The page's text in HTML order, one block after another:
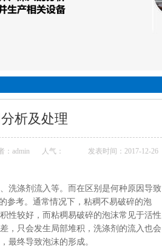
析及处理
：admin 人气：
发表时间：2017-12-26
洗涤剂流入等。而在区别是何种原因导致
。通常情况下，粘稠不易破碎的泡
积性较好，而粘稠易破碎的泡沫常见于活性
，只会发生局部堆积，洗涤剂的流入也会
最终导致泡沫的形成。